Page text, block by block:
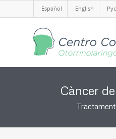
Español English
Càncer